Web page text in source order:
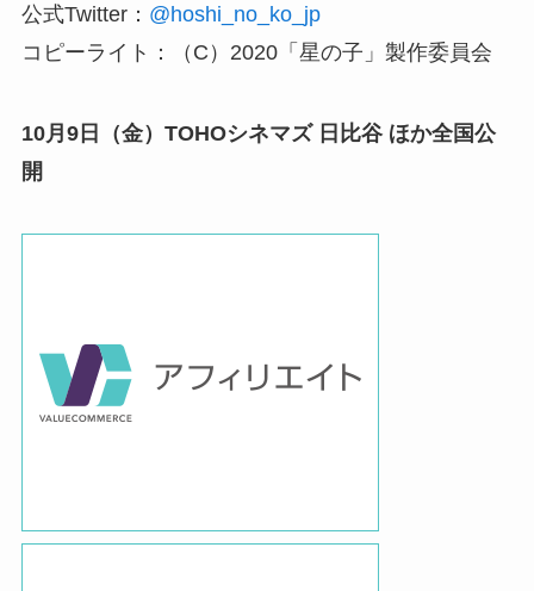
公式Twitter： @hoshi_no_ko_jp
コピーライト：（C）2020「星の子」製作委員会
10月9日（金）TOHOシネマズ 日比谷 ほか全国公
開